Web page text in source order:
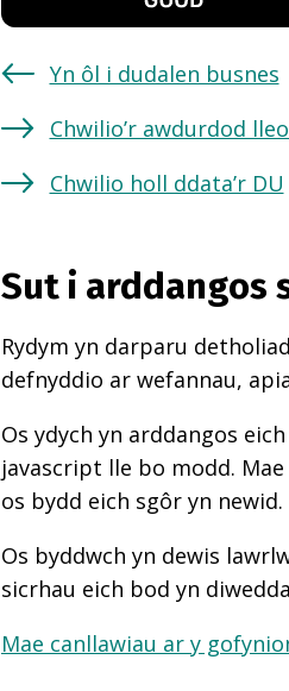
Yn ôl i dudalen busnes
Chwilio’r awdurdod
Chwilio holl ddata’r DU
Sut i arddangos
Rydym yn darparu
defnyddio ar wefannau,
Os ydych yn arddangos
javascript lle bo modd.
os bydd eich sgôr yn
Os byddwch yn dewis
sicrhau eich bod yn
Mae canllawiau ar y